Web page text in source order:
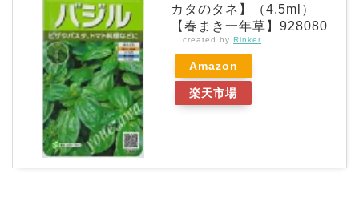
カタのタネ】（4.5ml）
【春まき一年草】928080
created by Rinker
Amazon
楽天市場